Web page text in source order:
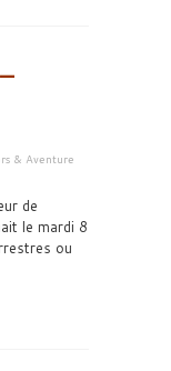
& Aventure
de
le mardi 8
ou